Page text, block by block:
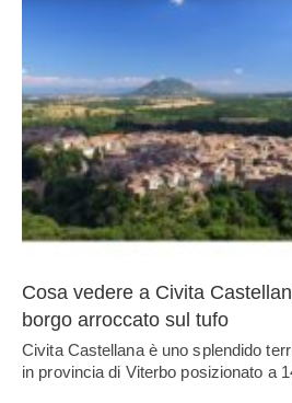
Cosa vedere a Civita
borgo arroccato sul tufo
Civita Castellana è uno splendido
in provincia di Viterbo posizionato a